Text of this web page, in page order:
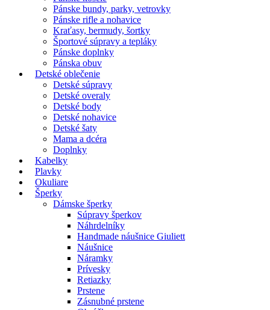
Pánske bundy, parky, vetrovky
Pánske rifle a nohavice
Kraťasy, bermudy, šortky
Športové súpravy a tepláky
Pánske doplnky
Pánska obuv
Detské oblečenie
Detské súpravy
Detské overaly
Detské body
Detské nohavice
Detské šaty
Mama a dcéra
Doplnky
Kabelky
Plavky
Okuliare
Šperky
Dámske šperky
Súpravy šperkov
Náhrdelníky
Handmade náušnice Giuliett
Náušnice
Náramky
Prívesky
Retiazky
Prstene
Zásnubné prstene